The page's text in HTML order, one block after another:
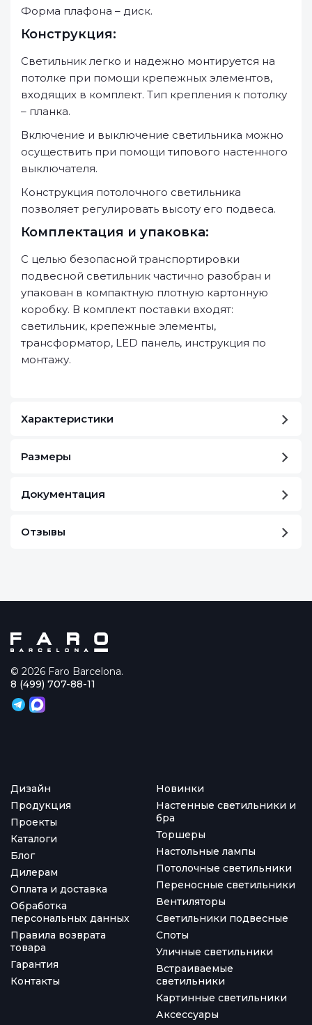
Форма плафона – диск.
Конструкция:
Светильник легко и надежно монтируется на
потолке при помощи крепежных элементов,
входящих в комплект. Тип крепления к потолку
– планка.
Включение и выключение светильника можно
осуществить при помощи типового настенного
выключателя.
Конструкция потолочного светильника
позволяет регулировать высоту его подвеса.
Комплектация и упаковка:
С целью безопасной транспортировки
подвесной светильник частично разобран и
упакован в компактную плотную картонную
коробку. В комплект поставки входят:
светильник, крепежные элементы,
трансформатор, LED панель, инструкция по
монтажу.
Характеристики
Размеры
Документация
Отзывы
© 2026 Faro Barcelona.
Дизайн
Продукция
Проекты
Каталоги
Блог
Дилерам
Оплата и доставка
Обработка
персональных данных
Правила возврата
товара
Гарантия
Контакты
Новинки
Настенные светильники и
бра
Торшеры
Настольные лампы
Потолочные светильники
Переносные светильники
Вентиляторы
Светильники подвесные
Споты
Уличные светильники
Встраиваемые
светильники
Картинные светильники
Аксессуары
8 (499) 707-88-11